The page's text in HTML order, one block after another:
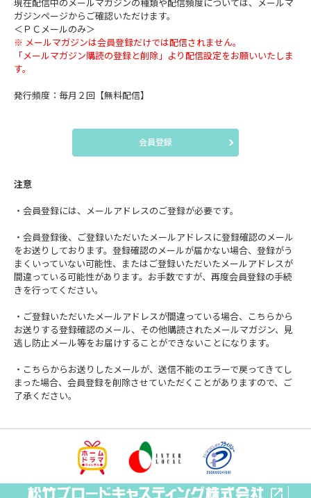
ガジンページからご確認いただけます。
＜ＰＣメールのみ＞
※ メールマガジンは会員登録だけでは配信されません。
「メールマガジン購読の登録と削除」より配信設定をお願いいたしま
す。
発行頻度：毎月２回【無料配信】
会員登録
注意
・会員登録には、メールアドレスのご登録が必要です。
・会員登録後、ご登録いただいたメールアドレスに登録確認のメール
をお送りしております。登録確認のメールが届かない場合、登録がう
まくいっていない可能性、またはご登録いただいたメールアドレスが
間違っている可能性があります。お手数ですが、再度会員登録の手続
きを行ってください。
・ご登録いただいたメールアドレスが間違っている場合、こちらから
お送りする登録確認のメール、その他購読されたメールマガジン、見
逃し防止メール等をお届けすることができないことになります。
・こちらからお送りしたメールが、送信不能のエラーで戻ってきてし
まった場合、会員登録を削除させていただくことがありますので、ご
了承ください。